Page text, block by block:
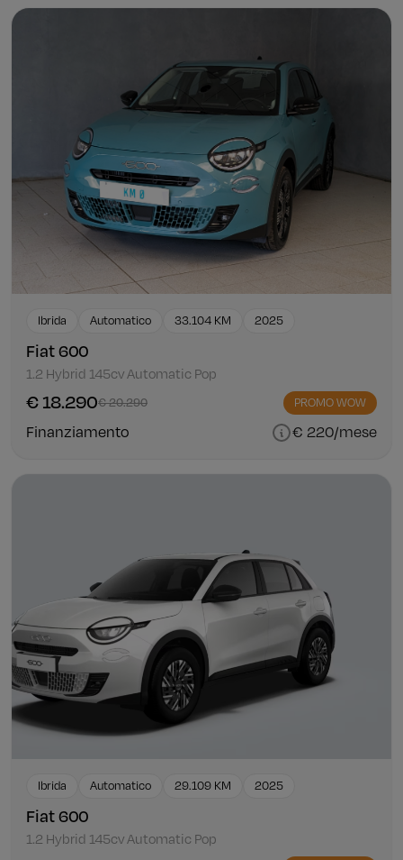
Ibrida Automatico 33.104 KM 2025
Fiat 600
1.2 Hybrid 145cv Automatic Pop
€ 18.290€ 20.290 PROMO WOW
Finanziamento € 220/mese
Ibrida Automatico 29.109 KM 2025
Fiat 600
1.2 Hybrid 145cv Automatic Pop